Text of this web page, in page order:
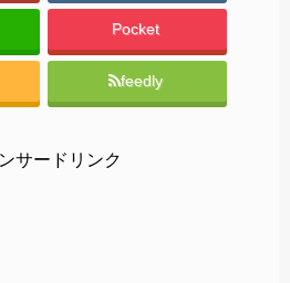
Pocket
feedly
サードリンク